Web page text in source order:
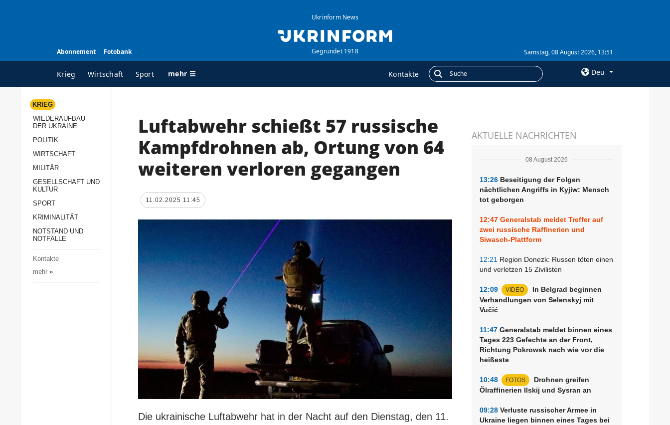
Abonnement Fotobank
Ukrinform News
Gegründet 1918 Samstag, 08 August 2026, 13:51
Krieg Wirtschaft Sport mehr ☰ Kontakte Deu
ALLE RUBRIKEN
Wiederaufbau der
Politik
Militär
Gesellschaft und Kultur
Notstand und Notfälle
AGENTUR
Über uns
Kontakte
services
Daten
ZUSÄTZLICH
Interview
Fotos
Abonnement
KRIEG
WIEDERAUFBAU
DER UKRAINE
POLITIK
WIRTSCHAFT
MILITÄR
GESELLSCHAFT UND
KULTUR
SPORT
KRIMINALITÄT
NOTSTAND UND
NOTFÄLLE
Kontakte
mehr»
AKTUELLE NACHRICHTEN
08 August 2026
13:26 Beseitigung der Folgen
nächtlichen Angriffs in Kyjiw: Mensch
tot geborgen
12:47 Generalstab meldet Treffer auf
zwei russische Raffinerien und
Siwasch-Plattform
12:21 Region Donezk: Russen töten einen
und verletzen 15 Zivilisten
12:09 VIDEO
In Belgrad beginnen
Verhandlungen von Selenskyj mit
Vučić
11:47 Generalstab meldet binnen eines
Tages 223 Gefechte an der Front,
Richtung Pokrowsk nach wie vor die
heißeste
10:48 FOTOS
Drohnen greifen
Ölraffinerien Ilskij und Sysran an
09:28 Verluste russischer Armee in
Ukraine liegen binnen eines Tages bei
Luftabwehr schießt 57 russische
Kampfdrohnen ab, Ortung von 64
weiteren verloren gegangen
11.02.2025 11:45
Die ukrainische Luftabwehr hat in der Nacht auf den Dienstag, den 11.